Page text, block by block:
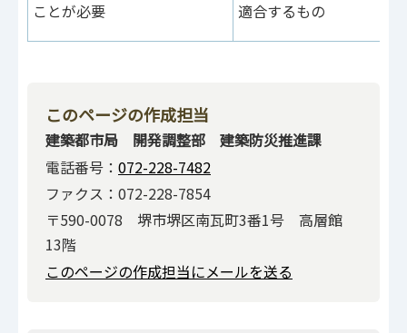
ことが必要
適合するもの
このページの作成担当
建築都市局 開発調整部 建築防災推進課
電話番号： 072-228-7482
ファクス：072-228-7854
〒590-0078 堺市堺区南瓦町3番1号 高層館
13階
このページの作成担当にメールを送る